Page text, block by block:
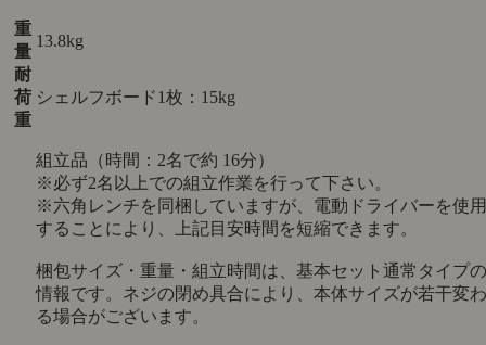
重
量
13.8kg
耐
荷
重
シェルフボード1枚：15kg
組立品（時間：2名で約 16分）
※必ず2名以上での組立作業を行って下さい。
※六角レンチを同梱していますが、電動ドライバーを使用
することにより、上記目安時間を短縮できます。
梱包サイズ・重量・組立時間は、基本セット通常タイプの
情報です。ネジの閉め具合により、本体サイズが若干変わ
る場合がございます。